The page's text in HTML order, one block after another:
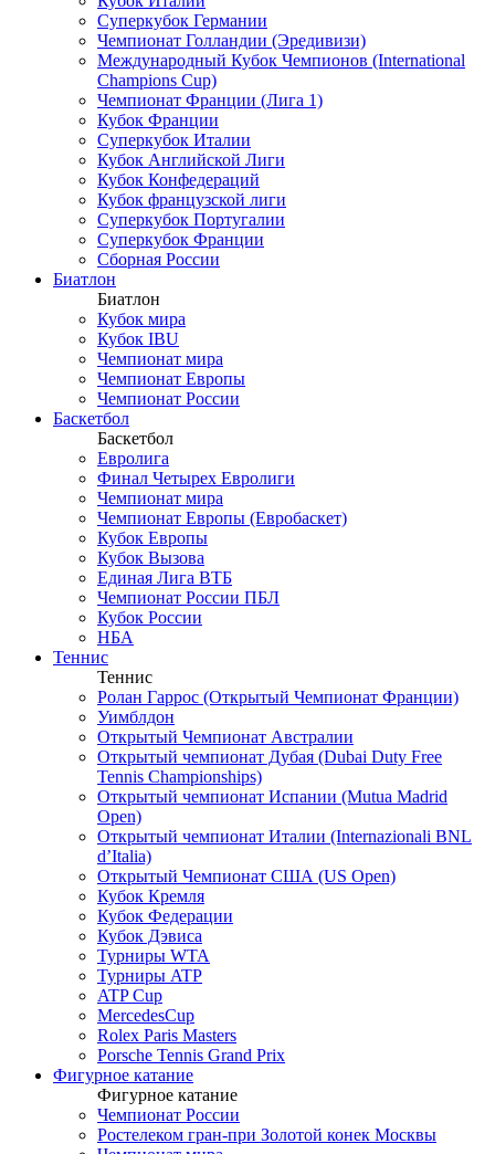
Суперкубок Германии
Чемпионат Голландии (Эредивизи)
Международный Кубок Чемпионов (International
Champions Cup)
Чемпионат Франции (Лига 1)
Кубок Франции
Суперкубок Италии
Кубок Английской Лиги
Кубок Конфедераций
Кубок французской лиги
Суперкубок Португалии
Суперкубок Франции
Сборная России
Биатлон
Биатлон
Кубок мира
Кубок IBU
Чемпионат мира
Чемпионат Европы
Чемпионат России
Баскетбол
Баскетбол
Евролига
Финал Четырех Евролиги
Чемпионат мира
Чемпионат Европы (Евробаскет)
Кубок Европы
Кубок Вызова
Единая Лига ВТБ
Чемпионат России ПБЛ
Кубок России
НБА
Теннис
Теннис
Ролан Гаррос (Открытый Чемпионат Франции)
Уимблдон
Открытый Чемпионат Австралии
Открытый чемпионат Дубая (Dubai Duty Free
Tennis Championships)
Открытый чемпионат Испании (Mutua Madrid
Open)
Открытый чемпионат Италии (Internazionali BNL
d’Italia)
Открытый Чемпионат США (US Open)
Кубок Кремля
Кубок Федерации
Кубок Дэвиса
Турниры WTA
Турниры ATP
ATP Cup
MercedesCup
Rolex Paris Masters
Porsche Tennis Grand Prix
Фигурное катание
Фигурное катание
Чемпионат России
Ростелеком гран-при Золотой конек Москвы